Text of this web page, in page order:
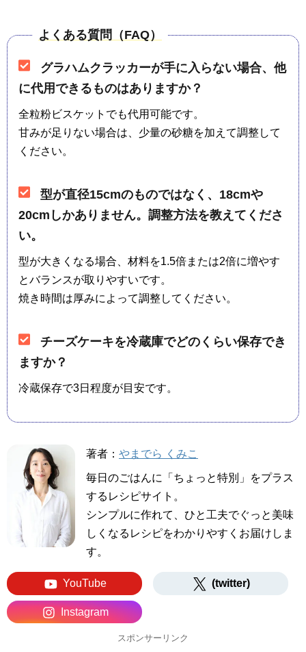
よくある質問（FAQ）
グラハムクラッカーが手に入らない場合、他
に代用できるものはありますか？
全粒粉ビスケットでも代用可能です。
甘みが足りない場合は、少量の砂糖を加えて調整して
ください。
型が直径15cmのものではなく、18cmや
20cmしかありません。調整方法を教えてくださ
い。
型が大きくなる場合、材料を1.5倍または2倍に増やす
とバランスが取りやすいです。
焼き時間は厚みによって調整してください。
チーズケーキを冷蔵庫でどのくらい保存でき
ますか？
冷蔵保存で3日程度が目安です。
著者： やまでら くみこ
毎日のごはんに「ちょっと特別」をプラス
するレシピサイト。
シンプルに作れて、ひと工夫でぐっと美味
しくなるレシピをわかりやすくお届けしま
す。
YouTube (twitter)
Instagram
スポンサーリンク